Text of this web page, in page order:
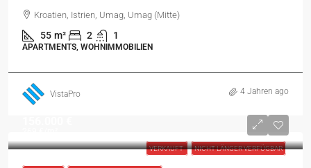
Kroatien, Istrien, Umag, Umag (Mitte)
55 m² 2 1
APARTMENTS, WOHNIMMOBILIEN
VistaPro 4 Jahren ago
VERKAUFT NICHT LÄNGER VERFÜGBAR